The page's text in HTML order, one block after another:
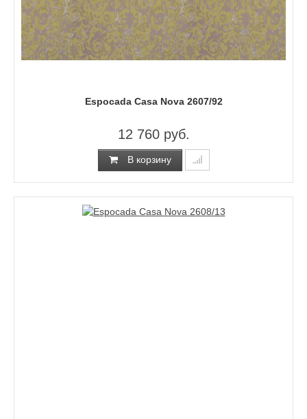
Espocada Casa Nova 2607/92
12 760 руб.
В корзину